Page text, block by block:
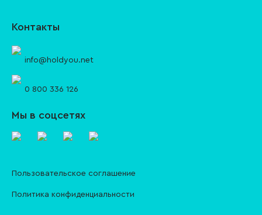
Контакты
info@holdyou.net
0 800 336 126
Мы в соцсетях
Пользовательское соглашение
Политика конфиденциальности